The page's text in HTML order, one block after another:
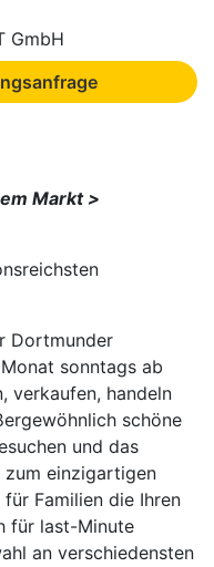
GmbH
Markt >
Dortmunder
sonntags ab
verkaufen, handeln
schöne
und das
einzigartigen
für Familien die Ihren
für last-Minute
an verschiedensten